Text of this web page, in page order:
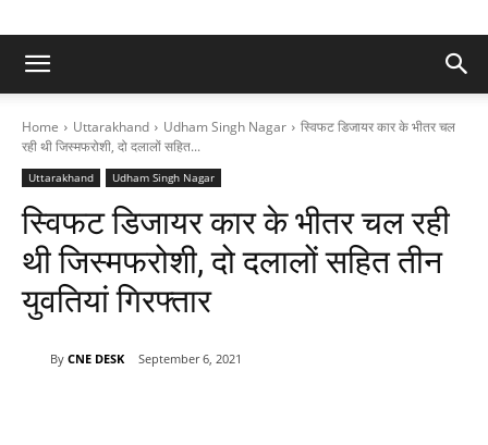
Home Uttarakhand Udham Singh Nagar
स्विफट डिजायर कार के भीतर चल
रही थी जिस्मफरोशी, दो दलालों सहित...
Uttarakhand Udham Singh Nagar
स्विफट डिजायर कार के भीतर चल रही
थी जिस्मफरोशी, दो दलालों सहित तीन
युवतियां गिरफ्तार
By CNE DESK September 6, 2021